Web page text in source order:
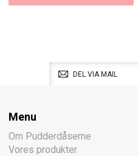
DEL VIA MAIL
Menu
Om Pudderdåserne
Vores produkter